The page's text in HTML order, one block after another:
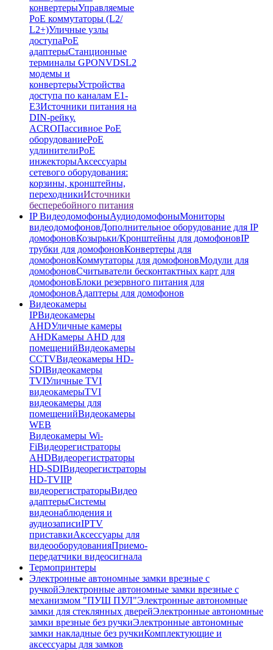
конвертерыУправляемые
PoE коммутаторы (L2/
L2+)Уличные узлы
доступаPoE
адаптерыСтанционные
терминалы GPONVDSL2
модемы и
конвертерыУстройства
доступа по каналам E1-
E3Источники питания на
DIN-рейку.
ACROПассивное PoE
оборудованиеPoE
удлинителиPoE
инжекторыАксессуары
сетевого оборудования:
корзины, кронштейны,
переходникиИсточники
бесперебойного питания
IP ВидеодомофоныАудиодомофоныМониторы
видеодомофоновДополнительное оборудование для IP
домофоновКозырьки/Кронштейны для домофоновIP
трубки для домофоновКонвертеры для
домофоновКоммутаторы для домофоновМодули для
домофоновСчитыватели бесконтактных карт для
домофоновБлоки резервного питания для
домофоновАдаптеры для домофонов
Видеокамеры
IPВидеокамеры
AHDУличные камеры
AHDКамеры AHD для
помещенийВидеокамеры
CCTVВидеокамеры HD-
SDIВидеокамеры
TVIУличные TVI
видеокамерыTVI
видеокамеры для
помещенийВидеокамеры
WEB
Видеокамеры Wi-
FiВидеорегистраторы
AHDВидеорегистраторы
HD-SDIВидеорегистраторы
HD-TVIIP
видеорегистраторыВидео
адаптерыСистемы
видеонаблюдения и
аудиозаписиIPTV
приставкиАксессуары для
видеооборудованияПриемо-
передатчики видеосигнала
Термопринтеры
Электронные автономные замки врезные с
ручкойЭлектронные автономные замки врезные с
механизмом "ПУШ ПУЛ"Электронные автономные
замки для стеклянных дверейЭлектронные автономные
замки врезные без ручкиЭлектронные автономные
замки накладные без ручкиКомплектующие и
аксессуары для замков